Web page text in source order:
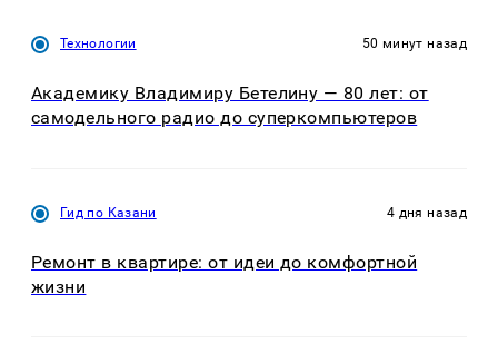
Технологии 50 минут назад
Академику Владимиру Бетелину — 80 лет: от
самодельного радио до суперкомпьютеров
Гид по Казани 4 дня назад
Ремонт в квартире: от идеи до комфортной
жизни